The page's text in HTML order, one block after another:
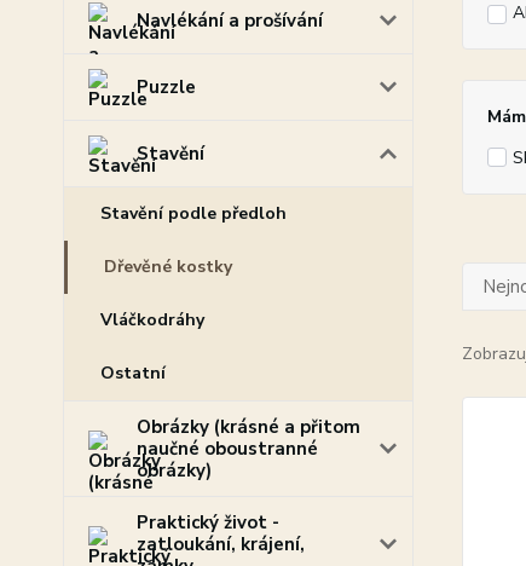
Navlékání a prošívání
Puzzle
Stavění
Stavění podle předloh
Dřevěné kostky
Vláčkodráhy
Ostatní
Obrázky (krásné a přitom
naučné oboustranné
obrázky)
Praktický život -
zatloukání, krájení,